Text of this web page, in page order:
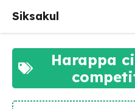
content
Siksakul
Harappa